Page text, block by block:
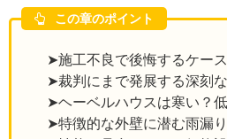
この章のポイント
➤施工不良で後悔するケー
➤裁判にまで発展する深刻
➤ヘーベルハウスは寒い？
➤特徴的な外壁に潜む雨漏